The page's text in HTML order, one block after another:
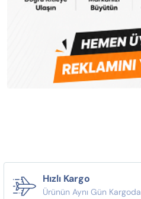
Hızlı Kargo
Ürünün Aynı Gün Kargoda